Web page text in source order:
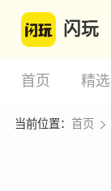
闪玩
首页 精选
当前位置： 首页